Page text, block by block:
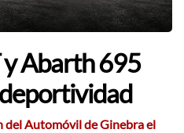
Abarth 695
del Automóvil de Ginebra el